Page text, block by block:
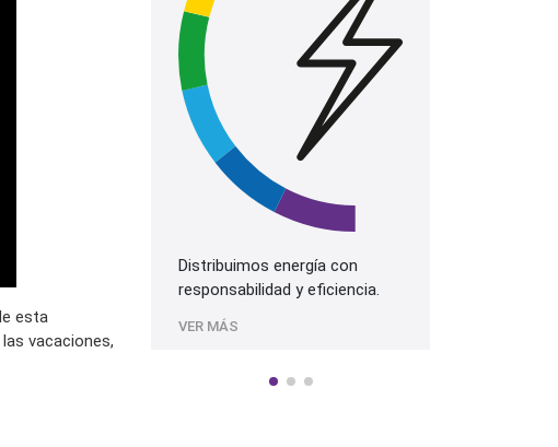
esta
vacaciones,
Distribuimos energía con
responsabilidad y eficiencia.
VER MÁS